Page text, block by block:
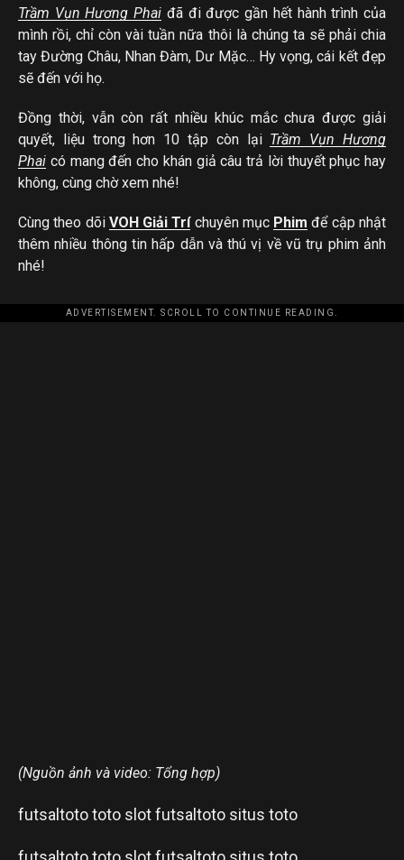
Trầm Vụn Hương Phai đã đi được gần hết hành trình của
mình rồi, chỉ còn vài tuần nữa thôi là chúng ta sẽ phải chia
tay Đường Châu, Nhan Đàm, Dư Mặc… Hy vọng, cái kết đẹp
sẽ đến với họ.
Đồng thời, vẫn còn rất nhiều khúc mắc chưa được giải
quyết, liệu trong hơn 10 tập còn lại Trầm Vụn Hương
Phai có mang đến cho khán giả câu trả lời thuyết phục hay
không, cùng chờ xem nhé!
Cùng theo dõi VOH Giải Tríchuyên mục Phim để cập nhật
thêm nhiều thông tin hấp dẫn và thú vị về vũ trụ phim ảnh
nhé!
ADVERTISEMENT. SCROLL TO CONTINUE READING.
(Nguồn ảnh và video: Tổng hợp)
futsaltotototo slotfutsaltoto situs toto